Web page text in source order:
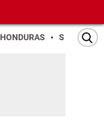
HONDURAS SAN PEDRO